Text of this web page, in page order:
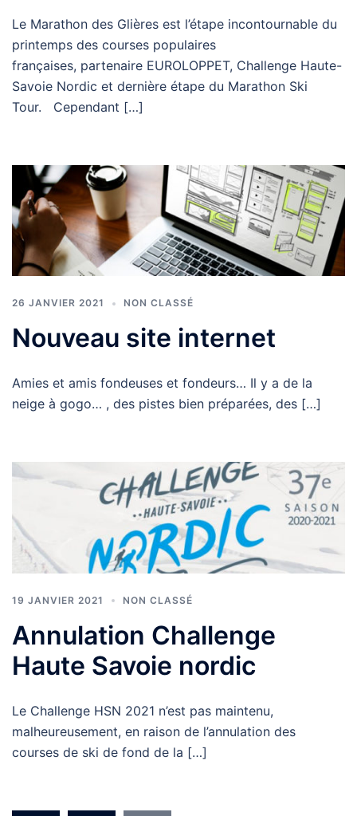
Le Marathon des Glières est l’étape incontournable du
printemps des courses populaires
françaises, partenaire EUROLOPPET, Challenge Haute-
Savoie Nordic et dernière étape du Marathon Ski
Tour. Cependant […]
26 JANVIER 2021 NON CLASSÉ
Nouveau site internet
Amies et amis fondeuses et fondeurs… Il y a de la
neige à gogo… , des pistes bien préparées, des […]
19 JANVIER 2021 NON CLASSÉ
Annulation Challenge
Haute Savoie nordic
Le Challenge HSN 2021 n’est pas maintenu,
malheureusement, en raison de l’annulation des
courses de ski de fond de la […]